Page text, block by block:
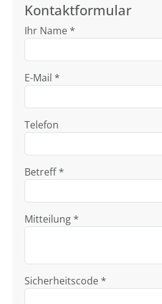
Kontaktformular
Ihr Name *
E-Mail *
Telefon
Betreff *
Mitteilung *
Sicherheitscode *